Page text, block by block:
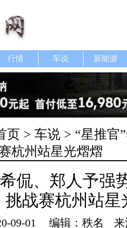
行情 车说 新能源
页 > 车说 > “星推官
杭州站星光熠熠
侃、郑人予强
挑战赛杭州站星
09-01 编辑：秩名